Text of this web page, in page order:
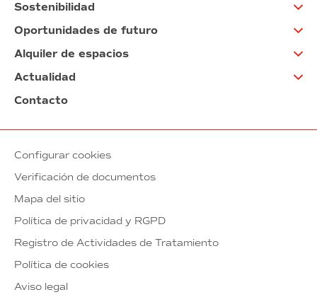
Sostenibilidad
Oportunidades de futuro
Alquiler de espacios
Actualidad
Contacto
Configurar cookies
Verificación de documentos
Mapa del sitio
Política de privacidad y RGPD
Registro de Actividades de Tratamiento
Política de cookies
Aviso legal